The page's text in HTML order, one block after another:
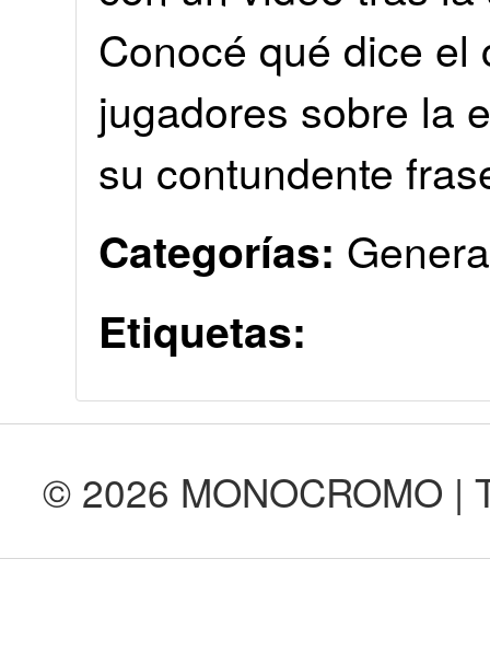
Conocé qué dice
jugadores sobre la
su contundente
Categorías:
Etiquetas:
© 2026 MONOCROMO |